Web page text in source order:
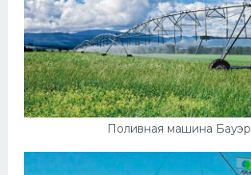
Поливная машина Бауэр